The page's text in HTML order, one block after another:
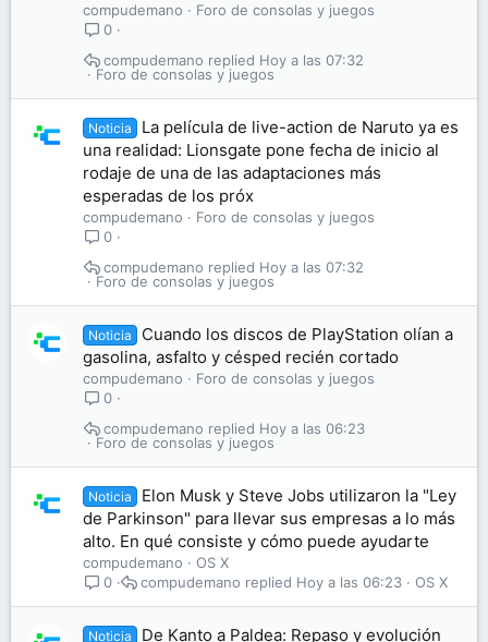
compudemano
Foro de consolas y juegos
0
Foro de consolas y juegos
Hoy a las 07:32
compudemano
Noticia
La película de live-action de Naruto ya es
una realidad: Lionsgate pone fecha de inicio al
rodaje de una de las adaptaciones más
esperadas de los próx
compudemano
Foro de consolas y juegos
0
Foro de consolas y juegos
Hoy a las 07:32
compudemano
Noticia
Cuando los discos de PlayStation olían a
gasolina, asfalto y césped recién cortado
compudemano
Foro de consolas y juegos
0
Foro de consolas y juegos
Hoy a las 06:23
compudemano
Noticia
Elon Musk y Steve Jobs utilizaron la "Ley
de Parkinson" para llevar sus empresas a lo más
alto. En qué consiste y cómo puede ayudarte
compudemano
OS X
0
OS X
Hoy a las 06:23
compudemano
Noticia De Kanto a Paldea: Repaso y evolución